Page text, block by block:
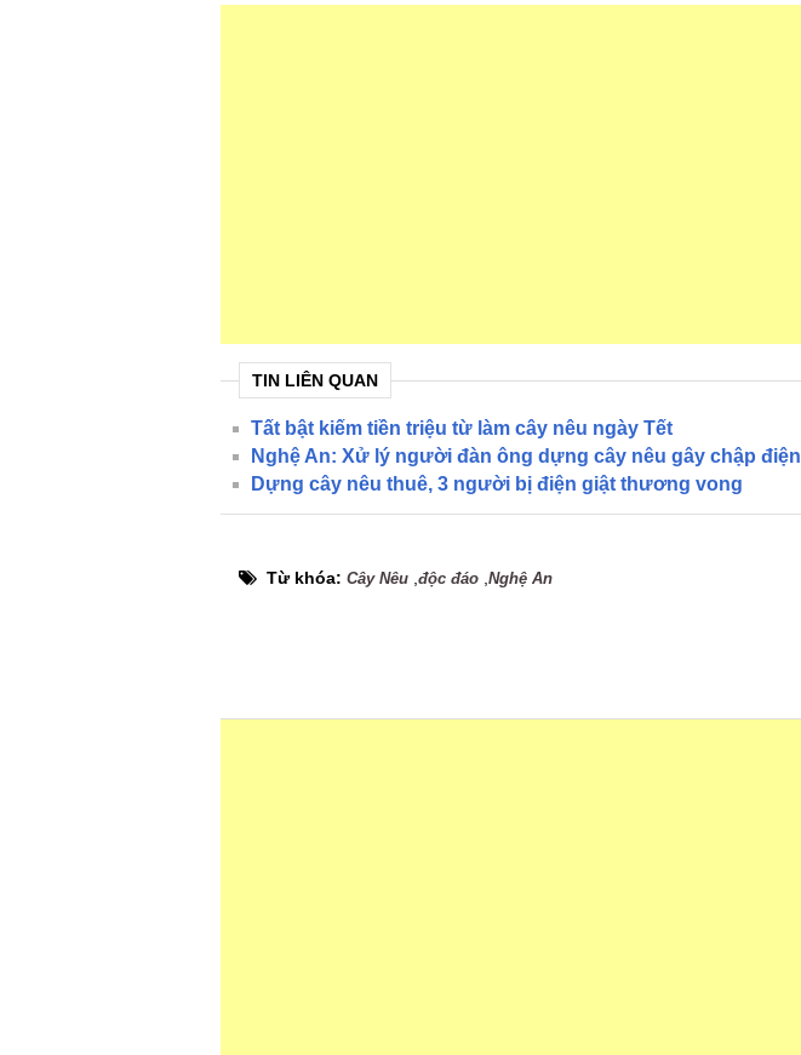
TIN LIÊN QUAN
Tất bật kiếm tiền triệu từ làm cây nêu ngày Tết
Nghệ An: Xử lý người đàn ông dựng cây nêu gây chập điện
Dựng cây nêu thuê, 3 người bị điện giật thương vong
Từ khóa: Cây Nêu độc đáo Nghệ An